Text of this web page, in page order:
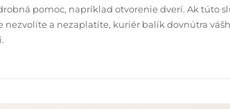
pomoc, napríklad otvorenie dverí. Ak túto
nezvolíte a nezaplatíte, kuriér balík dovnútra